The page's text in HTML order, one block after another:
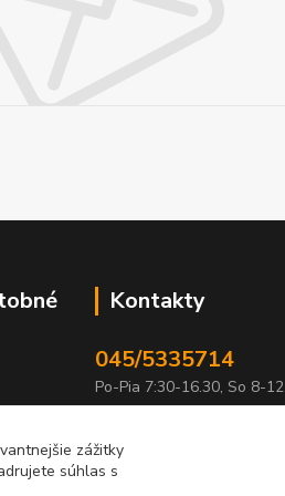
Kontakty
045/5335714
Po-Pia 7:30-16.30, So 8-12
zážitky
súhlas s